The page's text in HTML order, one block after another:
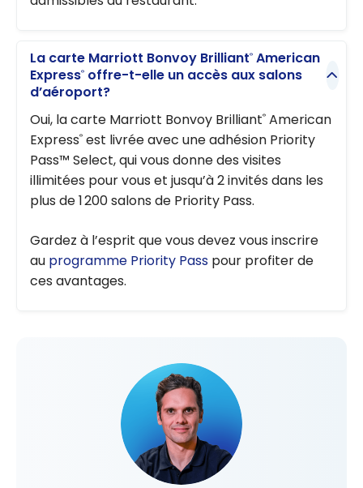
La carte Marriott Bonvoy Brilliant® American
Express® offre-t-elle un accès aux salons
d’aéroport?
Oui, la carte Marriott Bonvoy Brilliant® American
Express® est livrée avec une adhésion Priority
Pass™ Select, qui vous donne des visites
illimitées pour vous et jusqu’à 2 invités dans les
plus de 1 200 salons de Priority Pass.
Gardez à l’esprit que vous devez vous inscrire
au programme Priority Pass pour profiter de
ces avantages.